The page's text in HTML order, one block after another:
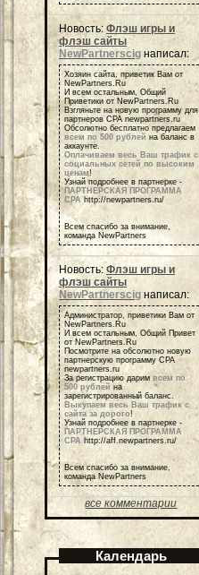
Новость: Флэш игры и
флэш сайты
NewPartnerscig написал:
Хозяин сайта, приветик Вам от
NewPartners.Ru
И всем остальным, Общий
Приветики от NewPartners.Ru
Взгляньте на новую программу для
партнеров СРА newpartners.ru
Обсолютно бесплатно предлагаем
всем по 500 рублей на баланс в
аккаунте.
Оплачиваем весь Ваш трафик с
социальных сетей по высоким
ценам!
Узнай подробнее в партнерке -
ПАРТНЕРСКАЯ ПРОГРАММА
СРАhttp://newpartners.ru/
Всем спасибо за внимание,
команда NewPartners
Новость: Флэш игры и
флэш сайты
NewPartnerscig написал:
Администратор, приветики Вам от
NewPartners.Ru
И всем остальным, Общий Привет
от NewPartners.Ru
Посмотрите на обсолютно новую
партнерскую программу СРА
newpartners.ru
За регистрацию дарим всем по
500 рублей на
зарегистрированный баланс.
Выкупаем весь Ваш трафик с
сайта за дорого!
Узнай подробнее в партнерке -
ПАРТНЕРСКАЯ ПРОГРАММА
СРА http://aff.newpartners.ru/
Всем спасибо за внимание,
команда NewPartners
все комментарии
Календарь